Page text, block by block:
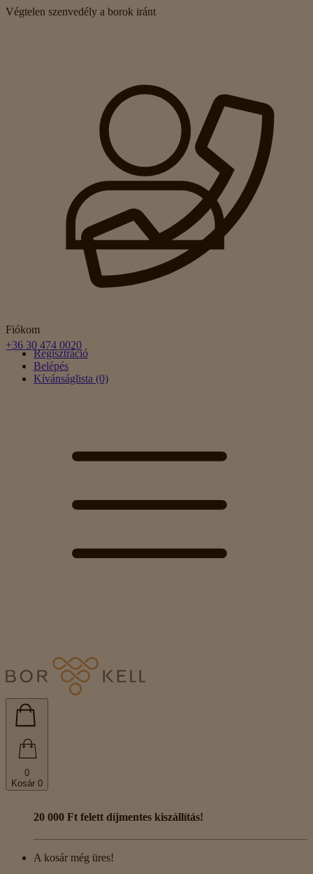
Végtelen szenvedély a borok iránt
Fiókom
Regisztráció
Belépés
Kívánságlista (0)
+36 30 474 0020
0
Kosár 0
20 000 Ft felett díjmentes kiszállítás!
A kosár még üres!